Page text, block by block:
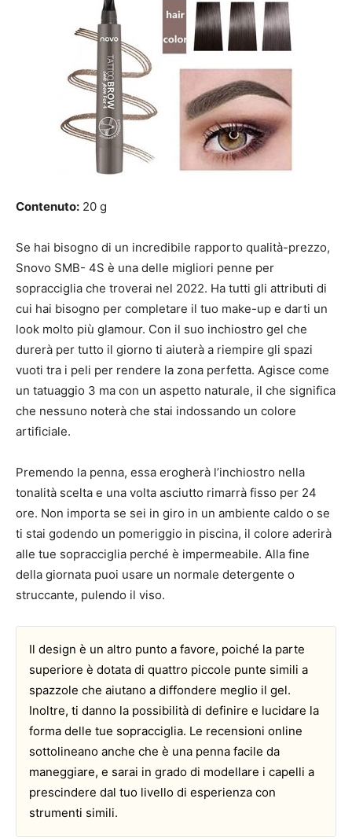
Contenuto: 20 g
Se hai bisogno di un incredibile rapporto qualità-prezzo,
Snovo SMB- 4S è una delle migliori penne per
sopracciglia che troverai nel 2022. Ha tutti gli attributi di
cui hai bisogno per completare il tuo make-up e darti un
look molto più glamour. Con il suo inchiostro gel che
durerà per tutto il giorno ti aiuterà a riempire gli spazi
vuoti tra i peli per rendere la zona perfetta. Agisce come
un tatuaggio 3 ma con un aspetto naturale, il che significa
che nessuno noterà che stai indossando un colore
artificiale.
Premendo la penna, essa erogherà l’inchiostro nella
tonalità scelta e una volta asciutto rimarrà fisso per 24
ore. Non importa se sei in giro in un ambiente caldo o se
ti stai godendo un pomeriggio in piscina, il colore aderirà
alle tue sopracciglia perché è impermeabile. Alla fine
della giornata puoi usare un normale detergente o
struccante, pulendo il viso.
Il design è un altro punto a favore, poiché la parte
superiore è dotata di quattro piccole punte simili a
spazzole che aiutano a diffondere meglio il gel.
Inoltre, ti danno la possibilità di definire e lucidare la
forma delle tue sopracciglia. Le recensioni online
sottolineano anche che è una penna facile da
maneggiare, e sarai in grado di modellare i capelli a
prescindere dal tuo livello di esperienza con
strumenti simili.